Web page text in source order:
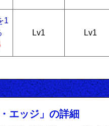
1
Lv1 Lv1
エッジ」の詳細